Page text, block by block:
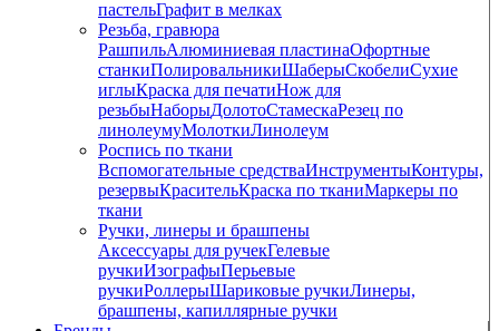
пастельГрафит в мелках
Резьба, гравюра
РашпильАлюминиевая пластинаОфортные
станкиПолировальникиШаберыСкобелиСухие
иглыКраска для печатиНож для
резьбыНаборыДолотоСтамескаРезец по
линолеумуМолоткиЛинолеум
Роспись по ткани
Вспомогательные средстваИнструментыКонтуры,
резервыКрасительКраска по тканиМаркеры по
ткани
Ручки, линеры и брашпены
Аксессуары для ручекГелевые
ручкиИзографыПерьевые
ручкиРоллерыШариковые ручкиЛинеры,
брашпены, капиллярные ручки